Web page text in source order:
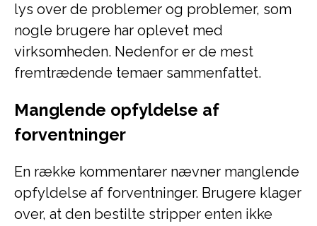
lys over de problemer og problemer, som
nogle brugere har oplevet med
virksomheden. Nedenfor er de mest
fremtrædende temaer sammenfattet.
Manglende opfyldelse af
forventninger
En række kommentarer nævner manglende
opfyldelse af forventninger. Brugere klager
over, at den bestilte stripper enten ikke